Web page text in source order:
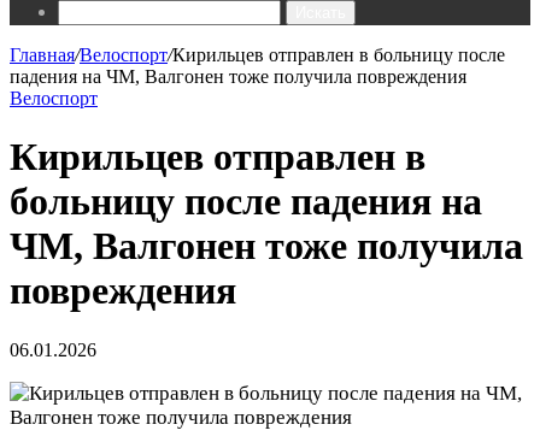
Главная/Велоспорт/Кирильцев отправлен в больницу после
падения на ЧМ, Валгонен тоже получила повреждения
Велоспорт
Кирильцев отправлен в
больницу после падения на
ЧМ, Валгонен тоже получила
повреждения
06.01.2026